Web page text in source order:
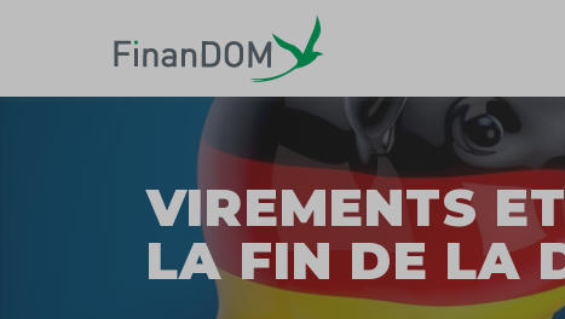
VIREMENTS
LA FIN DE LA